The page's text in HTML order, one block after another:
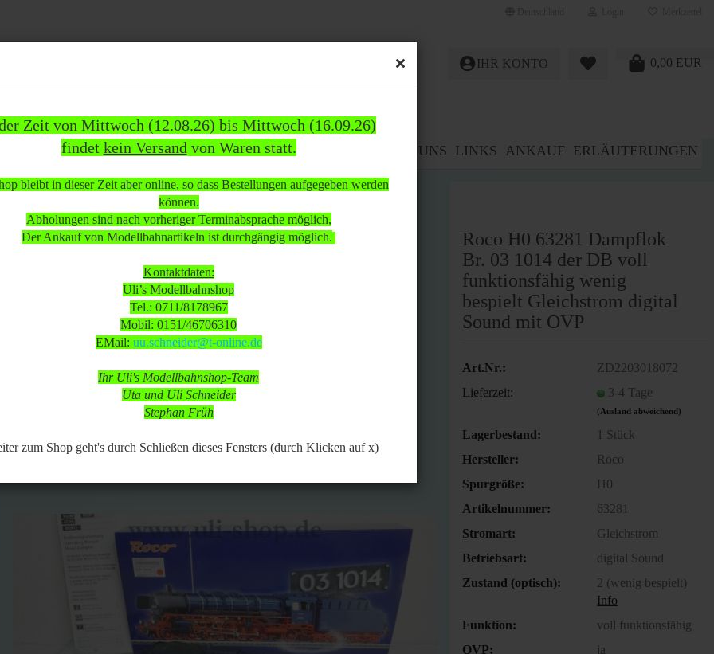
Zeit von Mittwoch (12.08.26) bis Mittwoch (16.09.26)
findet kein Versand von Waren statt.
bleibt in dieser Zeit aber online, so dass Bestellungen aufgegeben werden
können.
Abholungen sind nach vorheriger Terminabsprache möglich,
Der Ankauf von Modellbahnartikeln ist durchgängig möglich.
Kontaktdaten:
Uli’s Modellbahnshop
Tel.: 0711/8178967
Mobil: 0151/46706310
EMail: uu.schneider@t-online.de
Ihr Uli's Modellbahnshop-Team
Uta und Uli Schneider
Stephan Früh
zum Shop geht's durch Schließen dieses Fensters (durch Klicken auf x)
0,00 EUR
IHR KONTO
INFOS KUNDEN ÜBER UNS LINKS ANKAUF ERLÄUTERUNGEN
WEITERE
» »
Br. 03 1014 der DB voll funktionsfähig wenig bespielt Gleichstrom digital Sound mit OVP
(12.08.26) bis Mittwoch (16.09.26)
dieser Zeit aber online, so dass Bestellungen aufgegeben werden können.
nach vorheriger Terminabsprache möglich,
Modellbahnartikeln ist durchgängig möglich.
weiter » Letzter »
Roco H0 63281 Dampflok
Br. 03 1014 der DB voll
funktionsfähig wenig
bespielt Gleichstrom digital
Sound mit OVP
Art.Nr.:
ZD2203018072
Lieferzeit:
3-4 Tage
(Ausland abweichend)
Lagerbestand: 1 Stück
Hersteller:
Roco
Spurgröße:
H0
Artikelnummer:
63281
Stromart:
Gleichstrom
Betriebsart:
digital Sound
Zustand (optisch):
2 (wenig bespielt)
Info
Funktion:
voll funktionsfähig
OVP:
ja